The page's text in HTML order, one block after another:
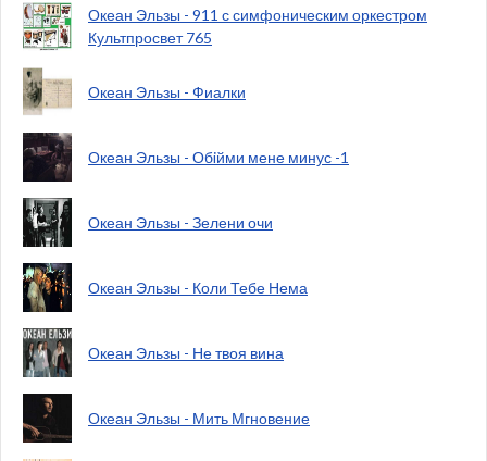
Океан Эльзы - 911 с симфоническим оркестром
Культпросвет 765
Океан Эльзы - Фиалки
Океан Эльзы - Обiйми мене минус -1
Океан Эльзы - Зелени очи
Океан Эльзы - Коли Тебе Нема
Океан Эльзы - Не твоя вина
Океан Эльзы - Мить Мгновение